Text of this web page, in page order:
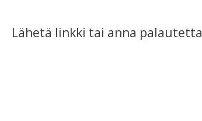
Lähetä linkki tai anna palautetta